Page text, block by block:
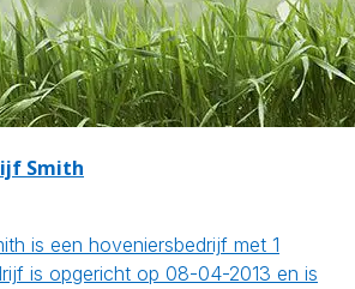
Smith
is een hoveniersbedrijf met 1
is opgericht op 08-04-2013 en is